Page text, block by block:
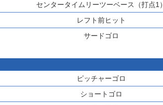
センタータイムリーツーベース（打点1）
レフト前ヒット
サードゴロ
ピッチャーゴロ
ショートゴロ